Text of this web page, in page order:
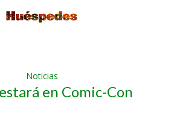
Noticias
en Comic-Con